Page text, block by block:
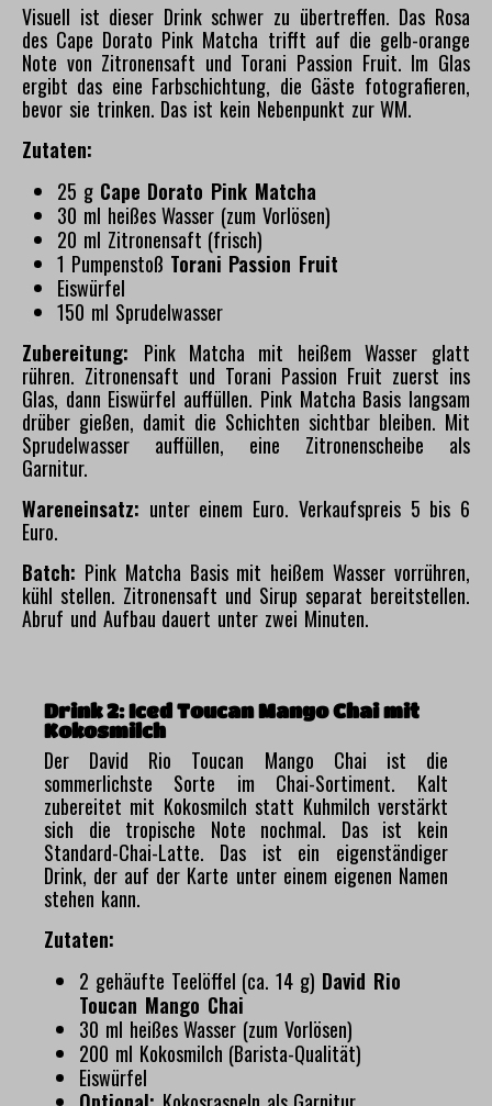
Visuell ist dieser Drink schwer zu übertreffen. Das Rosa
des Cape Dorato Pink Matcha trifft auf die gelb-orange
Note von Zitronensaft und Torani Passion Fruit. Im Glas
ergibt das eine Farbschichtung, die Gäste fotografieren,
bevor sie trinken. Das ist kein Nebenpunkt zur WM.
Zutaten:
25 g Cape Dorato Pink Matcha
30 ml heißes Wasser (zum Vorlösen)
20 ml Zitronensaft (frisch)
1 Pumpenstoß Torani Passion Fruit
Eiswürfel
150 ml Sprudelwasser
Zubereitung: Pink Matcha mit heißem Wasser glatt
rühren. Zitronensaft und Torani Passion Fruit zuerst ins
Glas, dann Eiswürfel auffüllen. Pink Matcha Basis langsam
drüber gießen, damit die Schichten sichtbar bleiben. Mit
Sprudelwasser auffüllen, eine Zitronenscheibe als
Garnitur.
Wareneinsatz: unter einem Euro. Verkaufspreis 5 bis 6
Euro.
Batch: Pink Matcha Basis mit heißem Wasser vorrühren,
kühl stellen. Zitronensaft und Sirup separat bereitstellen.
Abruf und Aufbau dauert unter zwei Minuten.
Drink 2: Iced Toucan Mango Chai mit
Kokosmilch
Der David Rio Toucan Mango Chai ist die
sommerlichste Sorte im Chai-Sortiment. Kalt
zubereitet mit Kokosmilch statt Kuhmilch verstärkt
sich die tropische Note nochmal. Das ist kein
Standard-Chai-Latte. Das ist ein eigenständiger
Drink, der auf der Karte unter einem eigenen Namen
stehen kann.
Zutaten:
2 gehäufte Teelöffel (ca. 14 g) David Rio
Toucan Mango Chai
30 ml heißes Wasser (zum Vorlösen)
200 ml Kokosmilch (Barista-Qualität)
Eiswürfel